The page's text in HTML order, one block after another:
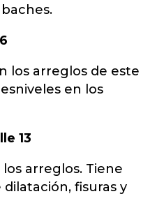
los arreglos de este
en los
13
arreglos. Tiene
fisuras y